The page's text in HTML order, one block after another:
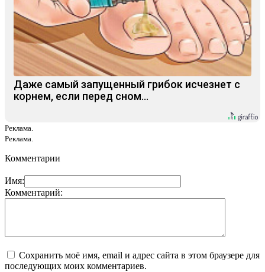
Даже самый запущенный грибок исчезнет с
корнем, если перед сном…
Реклама.
Реклама.
Комментарии
Имя:
Комментарий:
Сохранить моё имя, email и адрес сайта в этом браузере для
последующих моих комментариев.